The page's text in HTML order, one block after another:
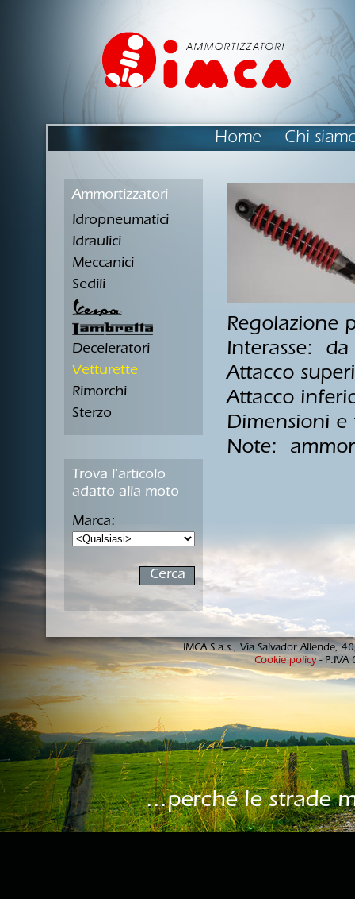
Home Chi
Ammortizzatori
Idropneumatici
Idraulici
Meccanici
Sedili
Deceleratori
Vetturette
Rimorchi
Sterzo
Trova l'articolo
adatto alla moto
Marca:
Regolazione
Interasse:
Attacco
Attacco
Dimensioni
Note:
IMCA S.a.s., Via Salvador Allende,
Cookie policy- P.IVA
...perché le strade